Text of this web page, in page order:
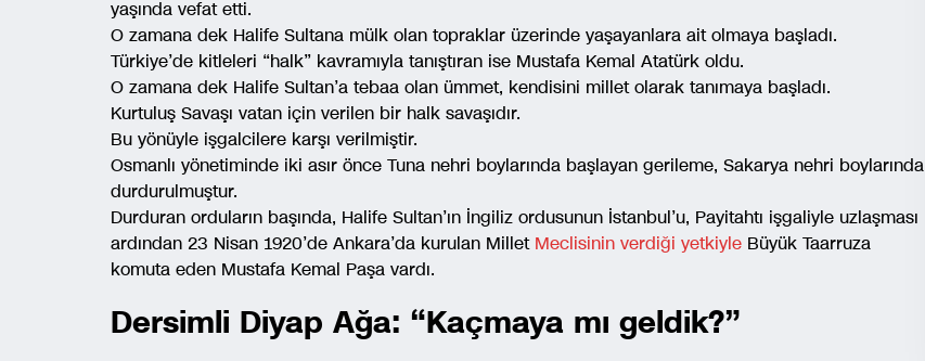
yaşında vefat etti.
O zamana dek Halife Sultana mülk olan topraklar üzerinde yaşayanlara ait olmaya başladı.
Türkiye’de kitleleri “halk” kavramıyla tanıştıran ise Mustafa Kemal Atatürk oldu.
O zamana dek Halife Sultan’a tebaa olan ümmet, kendisini millet olarak tanımaya başladı.
Kurtuluş Savaşı vatan için verilen bir halk savaşıdır.
Bu yönüyle işgalcilere karşı verilmiştir.
Osmanlı yönetiminde iki asır önce Tuna nehri boylarında başlayan gerileme, Sakarya nehri boylarında
durdurulmuştur.
Durduran orduların başında, Halife Sultan’ın İngiliz ordusunun İstanbul’u, Payitahtı işgaliyle uzlaşması
ardından 23 Nisan 1920’de Ankara’da kurulan Millet Meclisinin verdiği yetkiyle Büyük Taarruza
komuta eden Mustafa Kemal Paşa vardı.
Dersimli Diyap Ağa: “Kaçmaya mı geldik?”